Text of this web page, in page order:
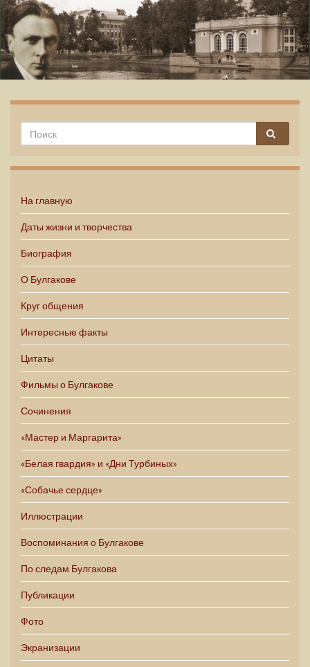
На главную
Даты жизни и творчества
Биография
О Булгакове
Круг общения
Интересные факты
Цитаты
Фильмы о Булгакове
Сочинения
«Мастер и Маргарита»
«Белая гвардия» и «Дни Турбиных»
«Собачье сердце»
Иллюстрации
Воспоминания о Булгакове
По следам Булгакова
Публикации
Фото
Экранизации